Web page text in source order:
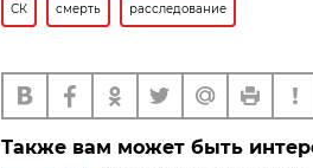
СК смерть расследование
Также вам может быть